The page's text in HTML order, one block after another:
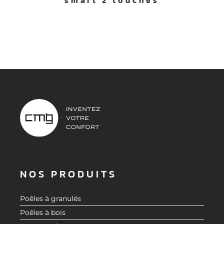
DEMANDER UN DEVIS
NOS PRODUITS
Poêles à granulés
Poêles à bois
Inserts et foyers